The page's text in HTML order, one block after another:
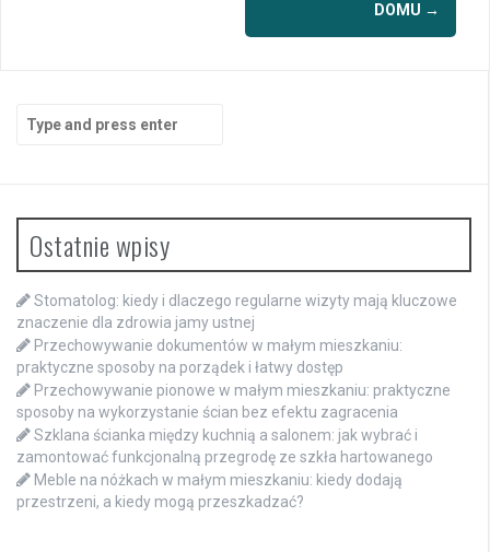
DOMU →
Search
for:
Ostatnie wpisy
Stomatolog: kiedy i dlaczego regularne wizyty mają kluczowe
znaczenie dla zdrowia jamy ustnej
Przechowywanie dokumentów w małym mieszkaniu:
praktyczne sposoby na porządek i łatwy dostęp
Przechowywanie pionowe w małym mieszkaniu: praktyczne
sposoby na wykorzystanie ścian bez efektu zagracenia
Szklana ścianka między kuchnią a salonem: jak wybrać i
zamontować funkcjonalną przegrodę ze szkła hartowanego
Meble na nóżkach w małym mieszkaniu: kiedy dodają
przestrzeni, a kiedy mogą przeszkadzać?